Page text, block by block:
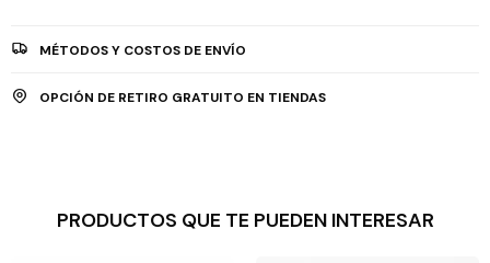
MÉTODOS Y COSTOS DE ENVÍO
OPCIÓN DE RETIRO GRATUITO EN TIENDAS
PRODUCTOS QUE TE PUEDEN INTERESAR